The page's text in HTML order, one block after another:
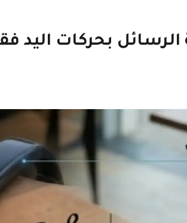
الرسائل بحركات اليد